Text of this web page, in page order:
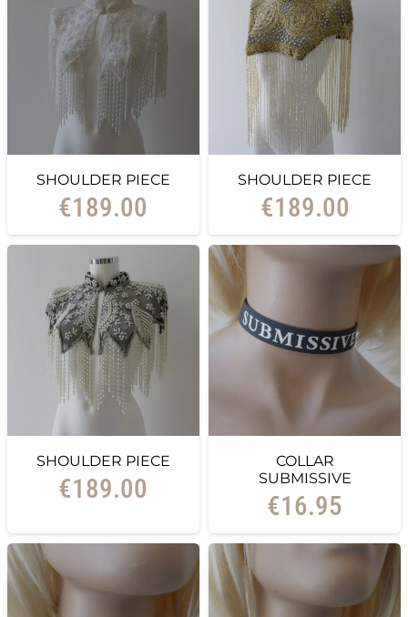
SHOULDER PIECE
€189.00
SHOULDER PIECE
€189.00
SHOULDER PIECE
€189.00
COLLAR
SUBMISSIVE
€16.95